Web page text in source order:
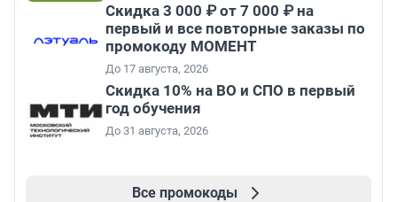
Скидка 3 000 ₽ от 7 000 ₽ на
первый и все повторные заказы по
промокоду МОМЕНТ
До 17 августа, 2026
Скидка 10% на ВО и СПО в первый
год обучения
До 31 августа, 2026
Все промокоды